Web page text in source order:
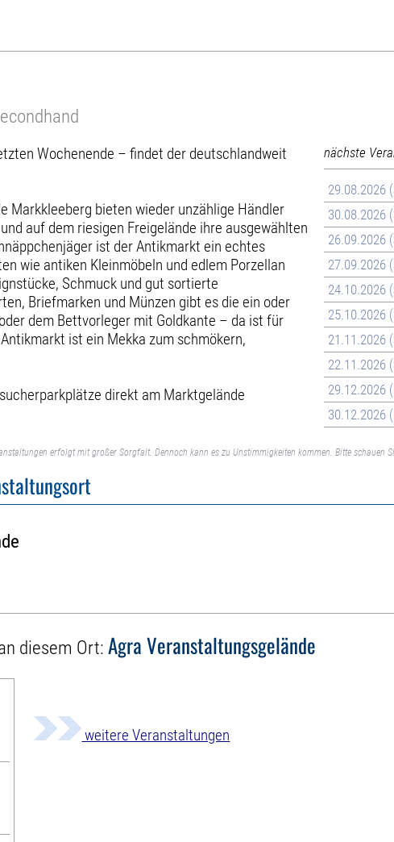
Wochenende – findet der deutschlandweit
Markkleeberg bieten wieder unzählige Händler
auf dem riesigen Freigelände ihre ausgewählten
ist der Antikmarkt ein echtes
wie antiken Kleinmöbeln und edlem Porzellan
Schmuck und gut sortierte
Briefmarken und Münzen gibt es die ein oder
dem Bettvorleger mit Goldkante – da ist für
ist ein Mekka zum schmökern,
direkt am Marktgelände
nächste
29.08.2026
30.08.2026
26.09.2026
27.09.2026
24.10.2026
25.10.2026
21.11.2026
22.11.2026
29.12.2026
30.12.2026
erfolgt mit großer Sorgfalt. Dennoch kann es zu Unstimmigkeiten kommen. Bitte schauen
diesem Ort:Agra Veranstaltungsgelände
weitere Veranstaltungen